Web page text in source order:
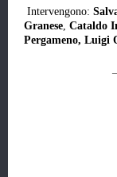
Intervengono:
Granese, Cataldo
Pergameno, Luigi